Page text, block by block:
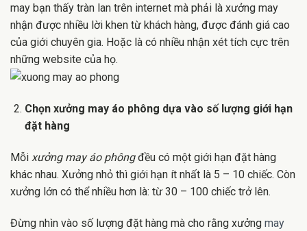
may bạn thấy tràn lan trên internet mà phải là xưởng may
nhận được nhiều lời khen từ khách hàng, được đánh giá cao
của giới chuyên gia. Hoặc là có nhiều nhận xét tích cực trên
những website của họ.
Chọn xưởng may áo phông dựa vào số lượng giới hạn
đặt hàng
Mỗi xưởng may áo phôngđều có một giới hạn đặt hàng
khác nhau. Xưởng nhỏ thì giới hạn ít nhất là 5 – 10 chiếc. Còn
xưởng lớn có thể nhiều hơn là: từ 30 – 100 chiếc trở lên.
Đừng nhìn vào số lượng đặt hàng mà cho rằng xưởng may